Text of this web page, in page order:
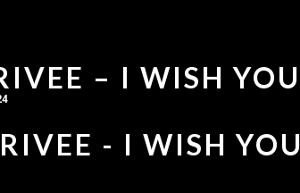
– I WISH YOU
- I WISH YOU